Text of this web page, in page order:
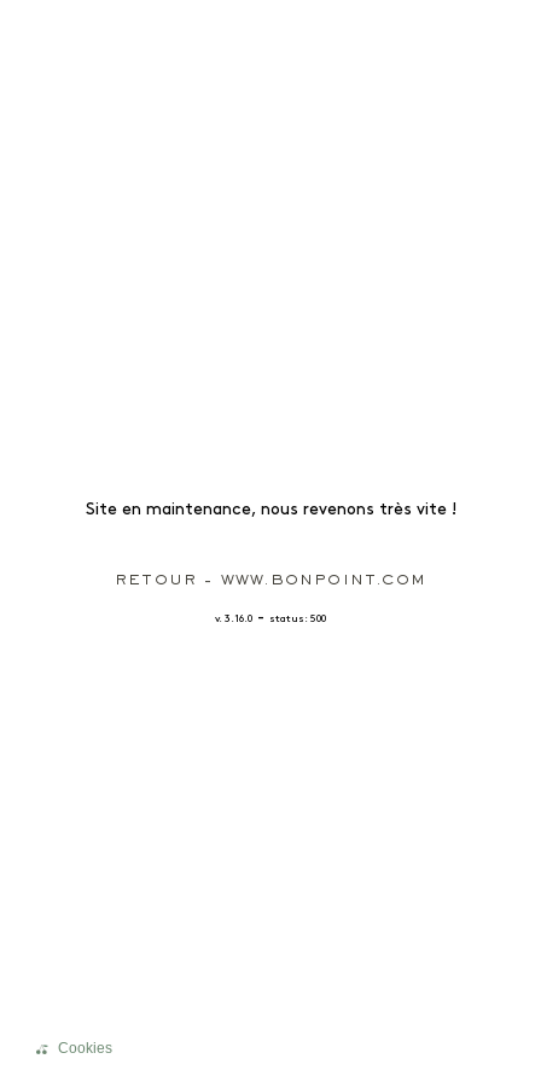
Site en maintenance, nous revenons très vite !
RETOUR - WWW.BONPOINT.COM
v. 3.16.0 - status: 500